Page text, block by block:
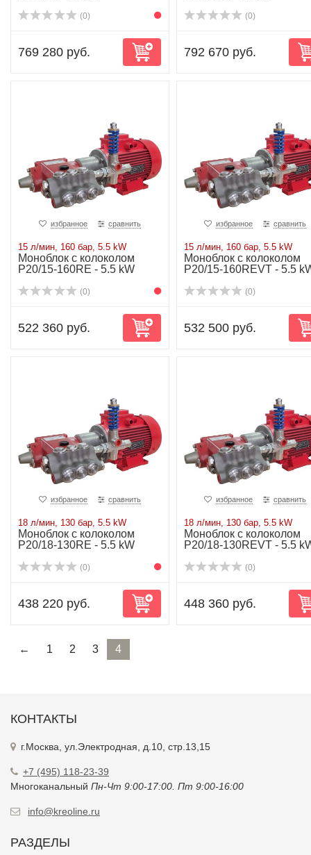
(0)
769 280 руб.
(0)
792 670 руб.
избранное сравнить
15 л/мин, 160 бар, 5.5 kW
Моноблок с колоколом
P20/15-160RE - 5.5 kW
(0)
522 360 руб.
избранное сравнить
15 л/мин, 160 бар, 5.5 kW
Моноблок с колоколом
P20/15-160REVT - 5.5
(0)
532 500 руб.
избранное сравнить
18 л/мин, 130 бар, 5.5 kW
Моноблок с колоколом
P20/18-130RE - 5.5 kW
(0)
438 220 руб.
избранное сравнить
18 л/мин, 130 бар, 5.5 kW
Моноблок с колоколом
P20/18-130REVT - 5.5
(0)
448 360 руб.
← 1 2 3 4
КОНТАКТЫ
г.Москва, ул.Электродная, д.10, стр.13,15
+7 (495) 118-23-39
Многоканальный Пн-Чт 9:00-17:00. Пт 9:00-16:00
info@kreoline.ru
РАЗДЕЛЫ